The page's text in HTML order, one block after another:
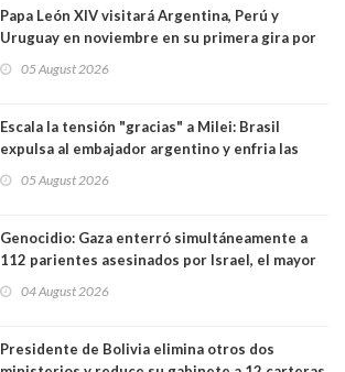
Papa León XIV visitará Argentina, Perú y
Uruguay en noviembre en su primera gira por
05 August 2026
Escala la tensión "gracias" a Milei: Brasil
expulsa al embajador argentino y enfria las
trasandino
05 August 2026
Genocidio: Gaza enterró simultáneamente a
112 parientes asesinados por Israel, el mayor
muertos figuran 44 niños y nueve ancianos
04 August 2026
Presidente de Bolivia elimina otros dos